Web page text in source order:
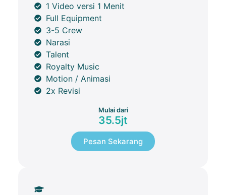
1 Video versi 1 Menit
Full Equipment
3-5 Crew
Narasi
Talent
Royalty Music
Motion / Animasi
2x Revisi
Mulai dari
35.5jt
Pesan Sekarang